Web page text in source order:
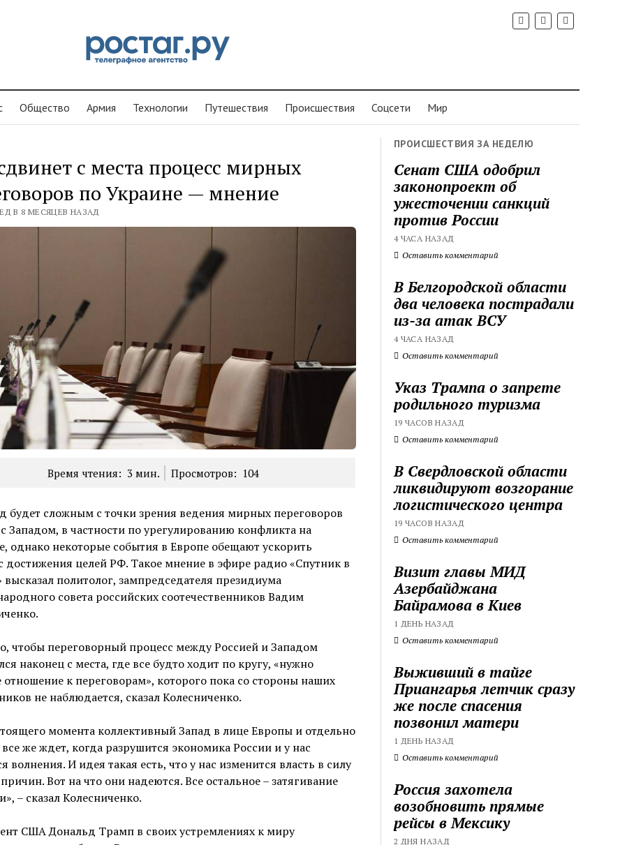
Общество Армия Технологии Путешествия Проиcшествия Соцсети Мир
с места процесс мирных
по Украине — мнение
В 8 МЕСЯЦЕВ НАЗАД
Время чтения: 3 мин. Просмотров: 104
будет сложным с точки зрения ведения мирных переговоров
Западом, в частности по урегулированию конфликта на
однако некоторые события в Европе обещают ускорить
достижения целей РФ. Такое мнение в эфире радио «Спутник в
политолог, зампредседателя президиума
совета российских соотечественников Вадим
чтобы переговорный процесс между Россией и Западом
наконец с места, где все будто ходит по кругу, «нужно
отношение к переговорам», которого пока со стороны наших
не наблюдается, сказал Колесниченко.
момента коллективный Запад в лице Европы и отдельно
же ждет, когда разрушится экономика России и у нас
волнения. И идея такая есть, что у нас изменится власть в силу
Вот на что они надеются. Все остальное – затягивание
– сказал Колесниченко.
США Дональд Трамп в своих устремлениях к миру
ПРОИСШЕСТВИЯ ЗА НЕДЕЛЮ
Сенат США одобрил
законопроект об
ужесточении санкций
против России
4 ЧАСА НАЗАД
Оставить комментарий
В Белгородской области
два человека пострадали
из-за атак ВСУ
4 ЧАСА НАЗАД
Оставить комментарий
Указ Трампа о запрете
родильного туризма
19 ЧАСОВ НАЗАД
Оставить комментарий
В Свердловской области
ликвидируют возгорание
логистического центра
19 ЧАСОВ НАЗАД
Оставить комментарий
Визит главы МИД
Азербайджана
Байрамова в Киев
1 ДЕНЬ НАЗАД
Оставить комментарий
Выживший в тайге
Приангарья летчик сразу
же после спасения
позвонил матери
1 ДЕНЬ НАЗАД
Оставить комментарий
Россия захотела
возобновить прямые
рейсы в Мексику
2 ДНЯ НАЗАД